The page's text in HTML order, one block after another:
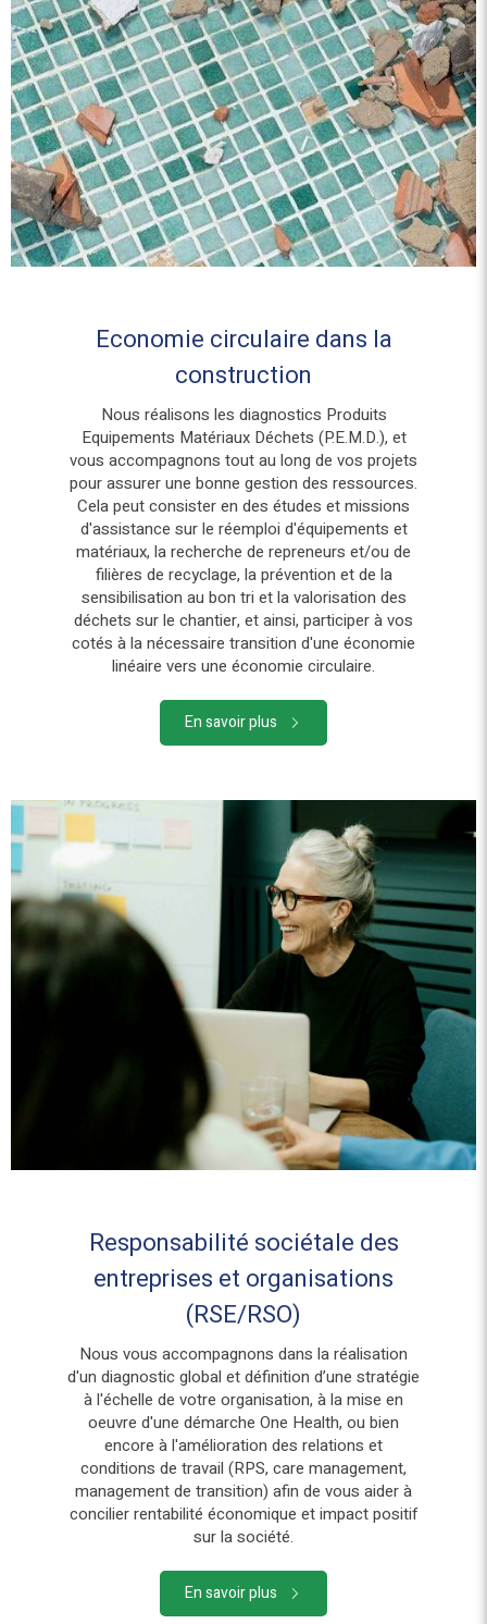
Economie circulaire dans la
construction
Nous réalisons les diagnostics Produits
Equipements Matériaux Déchets (P.E.M.D.), et
vous accompagnons tout au long de vos projets
pour assurer une bonne gestion des ressources.
Cela peut consister en des études et missions
d'assistance sur le réemploi d'équipements et
matériaux, la recherche de repreneurs et/ou de
filières de recyclage, la prévention et de la
sensibilisation au bon tri et la valorisation des
déchets sur le chantier, et ainsi, participer à vos
cotés à la nécessaire transition d'une économie
linéaire vers une économie circulaire.
En savoir plus
Responsabilité sociétale des
entreprises et organisations
(RSE/RSO)
Nous vous accompagnons dans la réalisation
d'un diagnostic global et définition d’une stratégie
à l'échelle de votre organisation, à la mise en
oeuvre d'une démarche One Health, ou bien
encore à l'amélioration des relations et
conditions de travail (RPS, care management,
management de transition) afin de vous aider à
concilier rentabilité économique et impact positif
sur la société.
En savoir plus